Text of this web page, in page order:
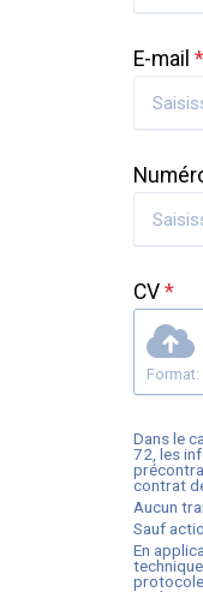
E-mail*
CV*
Dans le
72 , les
contrat
Aucun
Sauf
En